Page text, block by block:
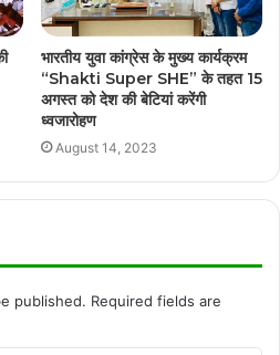
भारतीय युवा कांग्रेस के मुख्य कार्यक्रम
“Shakti Super SHE” के तहत 15
अगस्त को देश की बेटियां करेंगी
ध्वजारोहण
August 14, 2023
published. Required fields are